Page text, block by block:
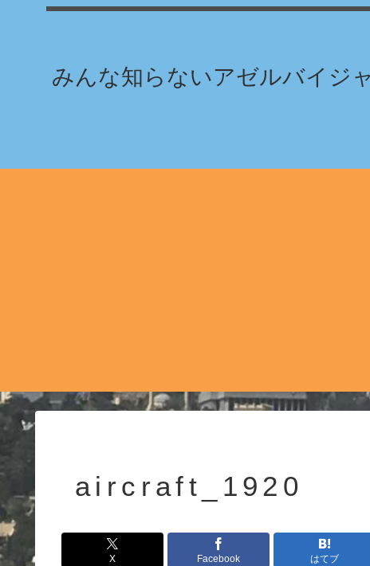
みんな知らないアゼルバイジ
aircraft_1920
X Facebook はてブ